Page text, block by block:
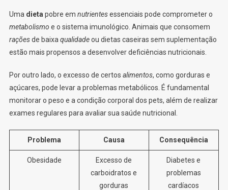
Uma dieta pobre em nutrientesessenciais pode comprometer o
metabolismo e o sistema imunológico. Animais que consomem
raçõesde baixa qualidadeou dietas caseiras sem suplementação
estão mais propensos a desenvolver deficiências nutricionais.
Por outro lado, o excesso de certos alimentos, como gorduras e
açúcares, pode levar a problemas metabólicos. É fundamental
monitorar o peso e a condição corporal dos pets, além de realizar
exames regulares para avaliar sua saúde nutricional.
Problema Causa Consequência
Obesidade
Excesso de
carboidratos e
gorduras
Diabetes e
problemas
cardíacos